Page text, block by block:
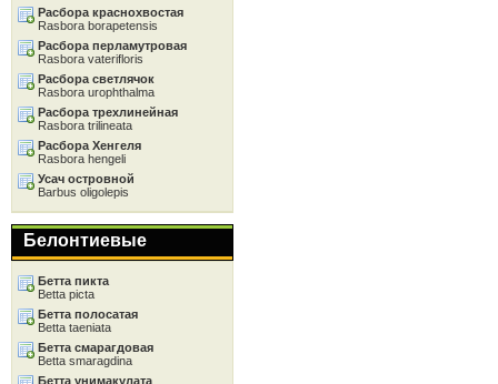
Расбора краснохвостая
Rasbora borapetensis
Расбора перламутровая
Rasbora vaterifloris
Расбора светлячок
Rasbora urophthalma
Расбора трехлинейная
Rasbora trilineata
Расбора Хенгеля
Rasbora hengeli
Усач островной
Barbus oligolepis
Белонтиевые
Бетта пикта
Betta picta
Бетта полосатая
Betta taeniata
Бетта смарагдовая
Betta smaragdina
Бетта унимакулата